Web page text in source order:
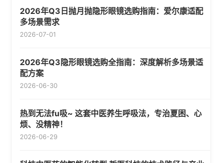
2026年Q3日抛月抛隐形眼镜选购指南：爱尔康适配
多场景需求
2026-07-01
2026年Q3隐形眼镜选购全指南：深度解析多场景适
配方案
2026-06-30
热到无法fu吸~ 这套中医养生呼吸法，专治夏困、心
烦、没精神！
2026-06-29